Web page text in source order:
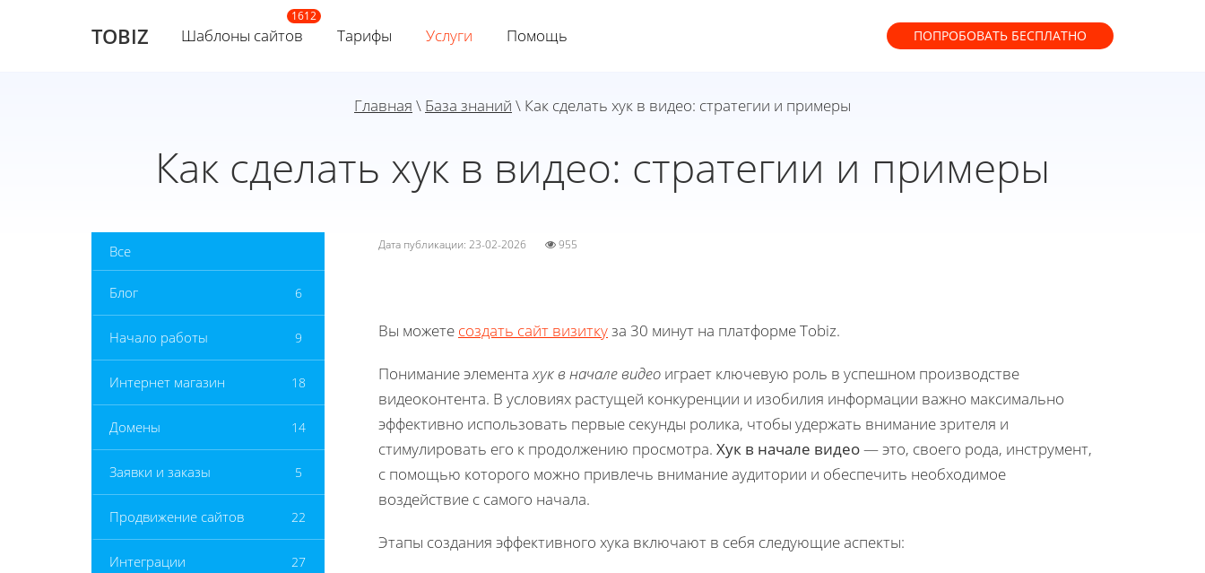
TOBIZ Шаблоны сайтов Тарифы Услуги Помощь ПОПРОБОВАТЬ БЕСПЛАТНО
Главная \ База знаний \ Как сделать хук в видео: стратегии и примеры
Как сделать хук в видео: стратегии и примеры
Все
Блог 6
Начало работы 9
Интернет магазин 18
Домены 14
Заявки и заказы 5
Продвижение сайтов 22
Интеграции 27
Дата публикации: 23-02-2026 955
Вы можете создать сайт визиткуза 30 минут на платформе Tobiz.
Понимание элементахук в начале видео играет ключевую роль в успешном производстве
видеоконтента. В условиях растущей конкуренции и изобилия информации важно максимально
эффективно использовать первые секунды ролика, чтобы удержать внимание зрителя и
стимулировать его к продолжению просмотра. Хук в начале видео— это, своего рода, инструмент,
с помощью которого можно привлечь внимание аудитории и обеспечить необходимое
воздействие с самого начала.
Этапы создания эффективного хука включают в себя следующие аспекты: